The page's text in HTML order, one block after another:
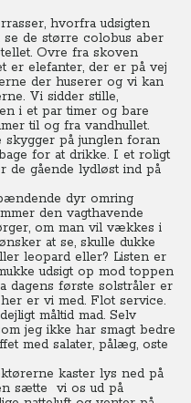
hvorfra udsigten
de større colobus aber
Ovre fra skoven
er elefanter, der er på vej
der huserer og vi kan
Vi sidder stille,
i et par timer og bare
til og fra vandhullet.
skygger på junglen foran
for at drikke. I et roligt
de gående lydløst ind på
dyr omring
den vagthavende
om man vil vækkes i
at se, skulle dukke
leopard eller? Listen er
udsigt op mod toppen
dagens første solstråler er
er vi med. Flot service.
måltid mad. Selv
jeg ikke har smagt bedre
med salater, pålæg, oste
kaster lys ned på
sætte vi os ud på